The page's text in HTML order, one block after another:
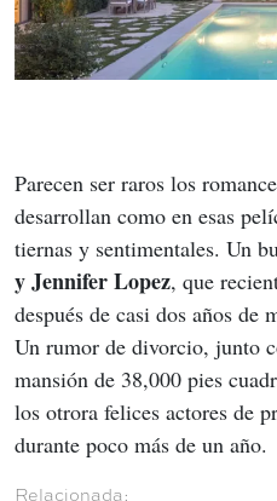
Parecen ser raros los
desarrollan como en esas
tiernas y sentimentales. Un
y Jennifer Lopez, que
después de casi dos años de
Un rumor de divorcio, junto
mansión de 38,000 pies
los otrora felices actores de
durante poco más de un año.